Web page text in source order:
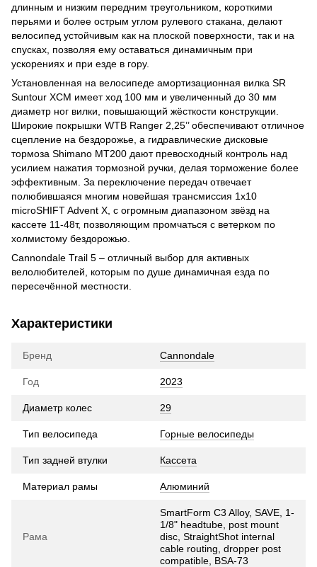
длинным и низким передним треугольником, короткими
перьями и более острым углом рулевого стакана, делают
велосипед устойчивым как на плоской поверхности, так и на
спусках, позволяя ему оставаться динамичным при
ускорениях и при езде в гору.
Установленная на велосипеде амортизационная вилка SR
Suntour XCM имеет ход 100 мм и увеличенный до 30 мм
диаметр ног вилки, повышающий жёсткости конструкции.
Широкие покрышки WTB Ranger 2,25’’ обеспечивают отличное
сцепление на бездорожье, а гидравлические дисковые
тормоза Shimano MT200 дают превосходный контроль над
усилием нажатия тормозной ручки, делая торможение более
эффективным. За переключение передач отвечает
полюбившаяся многим новейшая трансмиссия 1х10
microSHIFT Advent Х, с огромным диапазоном звёзд на
кассете 11-48т, позволяющим промчаться с ветерком по
холмистому бездорожью.
Cannondale Trail 5 – отличный выбор для активных
велолюбителей, которым по душе динамичная езда по
пересечённой местности.
Характеристики
Бренд Cannondale
Год 2023
Диаметр колес 29
Тип велосипеда Горные велосипеды
Тип задней втулки Кассета
Материал рамы Алюминий
Рама
SmartForm C3 Alloy, SAVE, 1-
1/8" headtube, post mount
disc, StraightShot internal
cable routing, dropper post
compatible, BSA-73